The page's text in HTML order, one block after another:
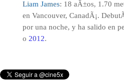
Liam James: 18 aÃ±os, 1.70
en Vancouver, CanadÃ¡.
por una noche, y ha salido en
o 2012.